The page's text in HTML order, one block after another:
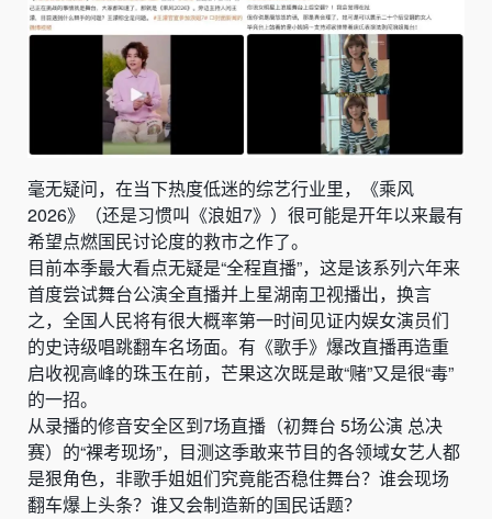
毫无疑问，在当下热度低迷的综艺行业里，《乘风
2026》（还是习惯叫《浪姐7》）很可能是开年以来最有
希望点燃国民讨论度的救市之作了。
目前本季最大看点无疑是“全程直播”，这是该系列六年来
首度尝试舞台公演全直播并上星湖南卫视播出，换言
之，全国人民将有很大概率第一时间见证内娱女演员们
的史诗级唱跳翻车名场面。有《歌手》爆改直播再造重
启收视高峰的珠玉在前，芒果这次既是敢“赌”又是很“毒”
的一招。
从录播的修音安全区到7场直播（初舞台 5场公演 总决
赛）的“裸考现场”，目测这季敢来节目的各领域女艺人都
是狠角色，非歌手姐姐们究竟能否稳住舞台？谁会现场
翻车爆上头条？谁又会制造新的国民话题？